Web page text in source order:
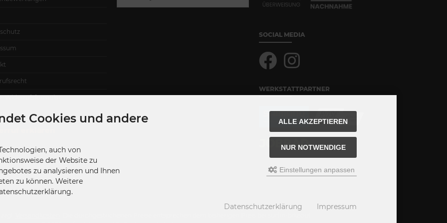
Widerrufsformular
SOCIAL MEDIA
WERKSTATTPARTNER
Cookies und andere
auch von
der Website zu
zu analysieren und Ihnen
zu können. Weitere
ALLE AKZEPTIEREN
NUR NOTWENDIGE
Einstellungen anpassen
Datenschutzerklärung Impressum